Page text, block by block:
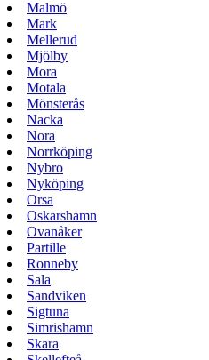
Malmö
Mark
Mellerud
Mjölby
Mora
Motala
Mönsterås
Nacka
Nora
Norrköping
Nybro
Nyköping
Orsa
Oskarshamn
Ovanåker
Partille
Ronneby
Sala
Sandviken
Sigtuna
Simrishamn
Skara